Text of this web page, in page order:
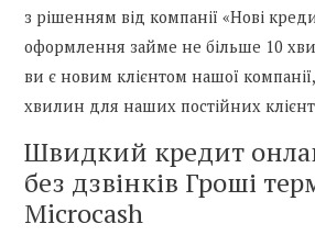
з рішенням від компанії «Нові
оформлення займе не більше 10
ви є новим клієнтом нашої
хвилин для наших постійних
Швидкий кредит
без дзвінків Гроші
Microcash